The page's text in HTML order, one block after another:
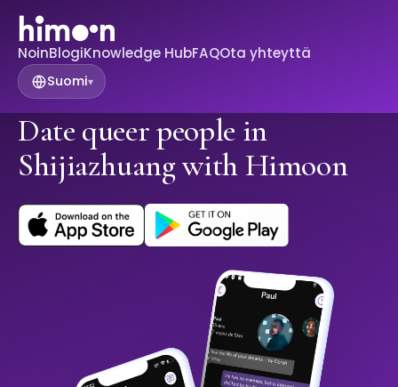
NoinBlogiKnowledge HubFAQOta yhteyttä
Suomi▾
Date queer people in
Shijiazhuang with Himoon